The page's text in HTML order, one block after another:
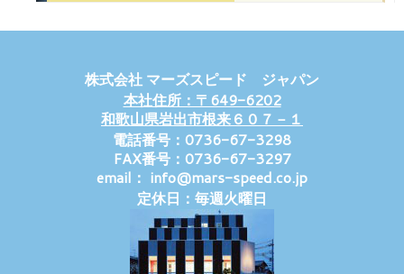
株式会社 マーズスピード ジャパン
本社住所：〒649-6202
和歌山県岩出市根来６０７－１
電話番号：0736-67-3298
FAX番号：0736-67-3297
email： info@mars-speed.co.jp
定休日：毎週火曜日